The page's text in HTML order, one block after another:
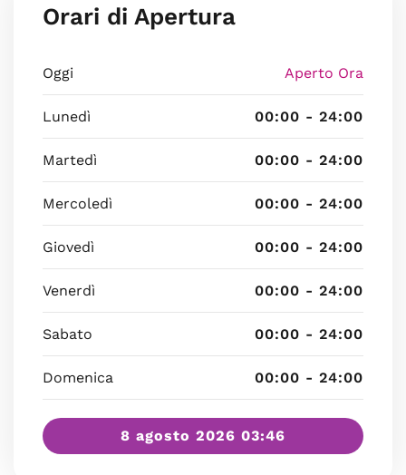
Orari di Apertura
Oggi Aperto Ora
Lunedì 00:00 - 24:00
Martedì 00:00 - 24:00
Mercoledì 00:00 - 24:00
Giovedì 00:00 - 24:00
Venerdì 00:00 - 24:00
Sabato 00:00 - 24:00
Domenica 00:00 - 24:00
8 agosto 2026 03:46